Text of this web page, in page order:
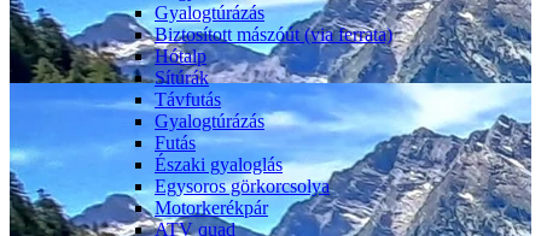
Gyalogtúrázás
Biztosított mászóút (via ferrata)
Hótalp
Sítúrák
Távfutás
Gyalogtúrázás
Futás
Északi gyaloglás
Egysoros görkorcsolya
Motorkerékpár
ATV quad